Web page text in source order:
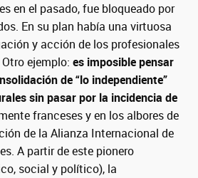
en el pasado, fue bloqueado por
En su plan había una virtuosa
y acción de los profesionales
ejemplo: es imposible pensar
de “lo independiente”
sin pasar por la incidencia de
franceses y en los albores de
de la Alianza Internacional de
A partir de este pionero
social y político), la